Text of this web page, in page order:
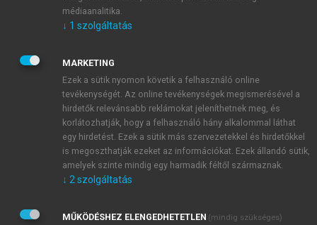
JELSZÓ
JELSZÓ ÚJRA
Kérek értesítést a MeRSZ újdonságairól, akcióiról.
Kérek értesítést az Akadémiai Kiadó Zrt. újdonságairól,
Adatkezelési tájékoztatóbanfoglaltakat tudomásul
médiaanalitika.
↓ 1 szolgáltatás
MARKETING
Ezek a sütik nyomon követik a felhasználó online
tevékenységét. Az online tevékenységek megismerésével a
hirdetők relevánsabb reklámokat jeleníthetnek meg, és
korlátozhatják, hogy a felhasználó hány alkalommal láthat
egy hirdetést. Ezek a sütik más szervezetekkel és hirdetőkkel
is megoszthatják ezeket az információkat. Ezek állandó sütik,
amelyek szinte mindig egy harmadik féltől származnak.
↓ 2 szolgáltatás
MŰKÖDÉSHEZ ELENGEDHETETLEN (mindig szükséges)